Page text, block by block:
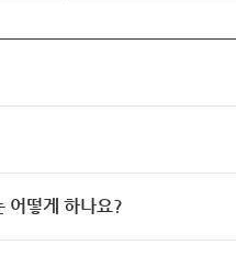
어떻게 하나요?